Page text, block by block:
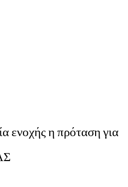
η πρόταση για